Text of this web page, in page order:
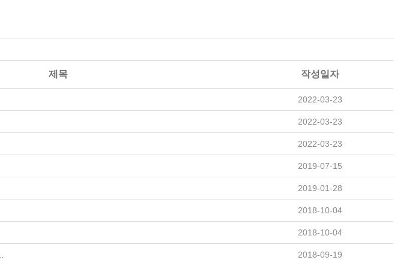
제목 작성일자
2022-03-23
2022-03-23
2022-03-23
2019-07-15
2019-01-28
2018-10-04
2018-10-04
2018-09-19